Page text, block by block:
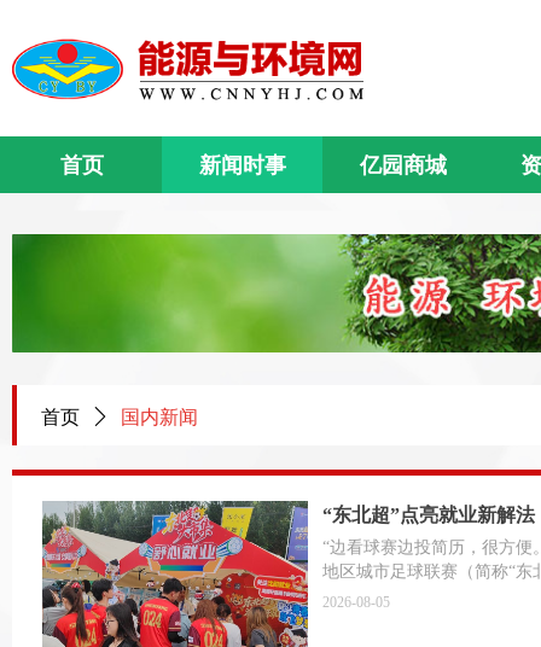
首页 新闻时事 亿园商城
首页 ꄲ 国内新闻
“东北超”点亮就业新解法
“边看球赛边投简历，很方
地区城市足球联赛（简称“东
言。
2026-08-05